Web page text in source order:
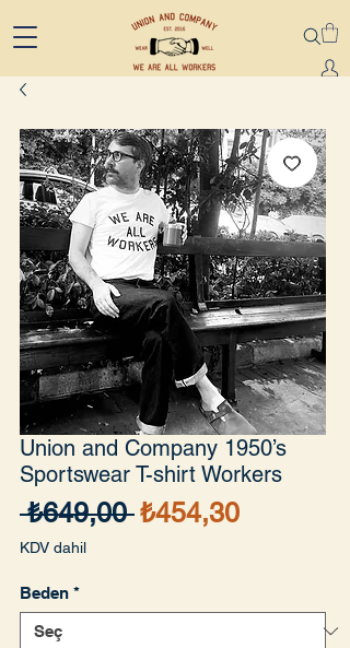
Union and Company 1950’s
Sportswear T-shirt Workers
₺649,00 Normal
₺454,30İndirimli
KDV dahil
Beden *